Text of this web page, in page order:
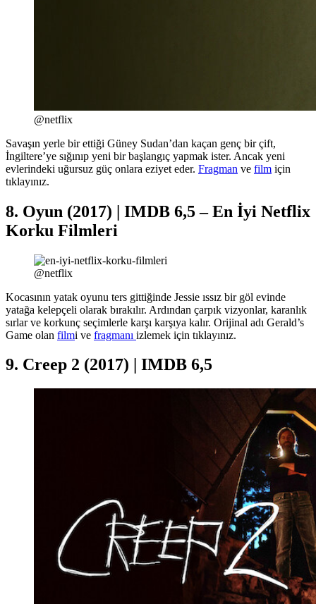
@netflix
Savaşın yerle bir ettiği Güney Sudan’dan kaçan genç bir çift,
İngiltere’ye sığınıp yeni bir başlangıç yapmak ister. Ancak yeni
evlerindeki uğursuz güç onlara eziyet eder. Fragman ve film için
tıklayınız.
8. Oyun (2017) | IMDB 6,5 – En İyi Netflix
Korku Filmleri
@netflix
Kocasının yatak oyunu ters gittiğinde Jessie ıssız bir göl evinde
yatağa kelepçeli olarak bırakılır. Ardından çarpık vizyonlar, karanlık
sırlar ve korkunç seçimlerle karşı karşıya kalır. Orijinal adı Gerald’s
Game olan filmi ve fragmanı izlemek için tıklayınız.
9. Creep 2 (2017) | IMDB 6,5